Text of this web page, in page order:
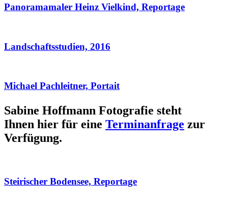
Panoramamaler Heinz Vielkind, Reportage
Landschaftsstudien, 2016
Michael Pachleitner, Portait
Sabine Hoffmann Fotografie steht
Ihnen hier für eine Terminanfrage zur
Verfügung.
Steirischer Bodensee, Reportage